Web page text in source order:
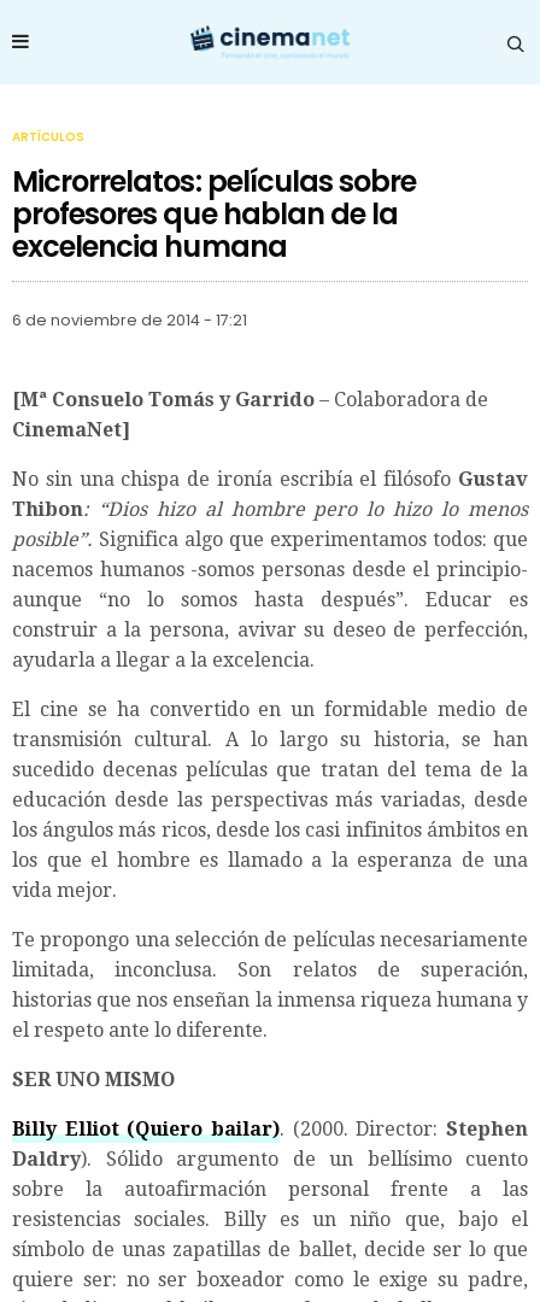
ARTÍCULOS
Microrrelatos: películas sobre
profesores que hablan de la
excelencia humana
6 de noviembre de 2014 - 17:21
[Mª Consuelo Tomás y Garrido – Colaboradora de
CinemaNet]
No sin una chispa de ironía escribía el filósofo Gustav
Thibon: “Dios hizo al hombre pero lo hizo lo menos
posible”. Significa algo que experimentamos todos: que
nacemos humanos -somos personas desde el principio-
aunque “no lo somos hasta después”. Educar es
construir a la persona, avivar su deseo de perfección,
ayudarla a llegar a la excelencia.
El cine se ha convertido en un formidable medio de
transmisión cultural. A lo largo su historia, se han
sucedido decenas películas que tratan del tema de la
educación desde las perspectivas más variadas, desde
los ángulos más ricos, desde los casi infinitos ámbitos en
los que el hombre es llamado a la esperanza de una
vida mejor.
Te propongo una selección de películas necesariamente
limitada, inconclusa. Son relatos de superación,
historias que nos enseñan la inmensa riqueza humana y
el respeto ante lo diferente.
SER UNO MISMO
Billy Elliot (Quiero bailar). (2000. Director: Stephen
Daldry). Sólido argumento de un bellísimo cuento
sobre la autoafirmación personal frente a las
resistencias sociales. Billy es un niño que, bajo el
símbolo de unas zapatillas de ballet, decide ser lo que
quiere ser: no ser boxeador como le exige su padre,